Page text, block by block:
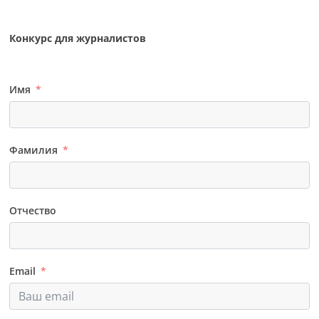
Конкурс для журналистов
Имя
Фамилия
Отчество
Email